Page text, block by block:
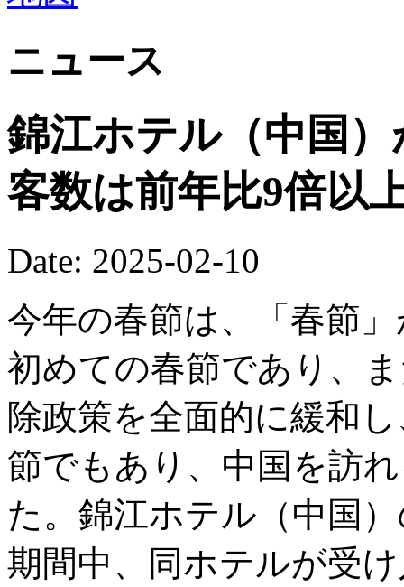
ニュース
錦江ホテル（中国
客数は前年比9倍以
Date: 2025-02-10
今年の春節は、「春節
初めての春節であり、
除政策を全面的に緩和
節でもあり、中国を訪
た。錦江ホテル（中国
期間中、同ホテルが受